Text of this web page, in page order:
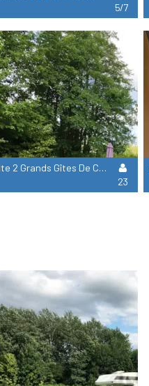
5/7
Gite 2 Grands Gîtes De Chanteloup
23